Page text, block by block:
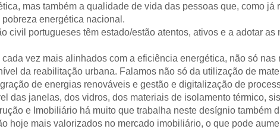
mas também a qualidade de vida das pessoas que, como
energética nacional.
civil portugueses têm estado/estão atentos, ativos e a adotar
vez mais alinhados com a eficiência energética, não só
da reabilitação urbana. Falamos não só da utilização de
de energias renováveis e gestão e digitalização de
das janelas, dos vidros, dos materiais de isolamento térmico,
e Imobiliário há muito que trabalha neste desígnio também
hoje mais valorizados no mercado imobiliário, o que pode